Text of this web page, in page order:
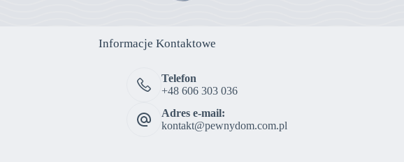
Informacje Kontaktowe
Telefon
+48 606 303 036
Adres e-mail:
kontakt@pewnydom.com.pl